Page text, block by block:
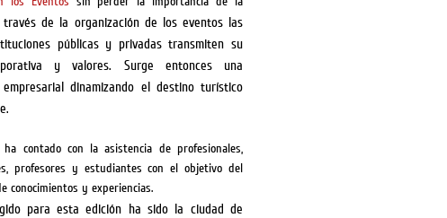
través de la organización de los eventos las
públicas y privadas transmiten su
y valores. Surge entonces una
dinamizando el destino turístico
ha contado con la asistencia de profesionales,
profesores y estudiantes con el objetivo del
conocimientos y experiencias.
para esta edición ha sido la ciudad de